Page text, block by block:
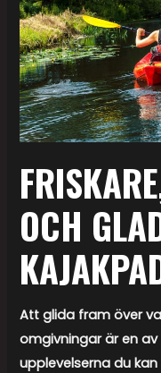
OCH
Att glida fram över
omgivningar är en
upplevelserna du